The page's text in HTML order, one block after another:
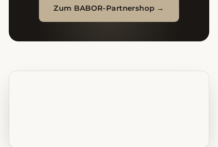
Zum BABOR-Partnershop →